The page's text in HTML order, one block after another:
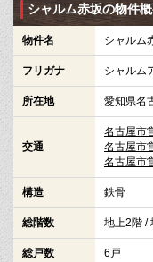
シャルム赤坂の物件
物件名 シャルム
フリガナ シャルム
所在地 愛知県名
交通
名古屋市
名古屋市
名古屋市
構造 鉄骨
総階数 地上2階 /
総戸数 6戸